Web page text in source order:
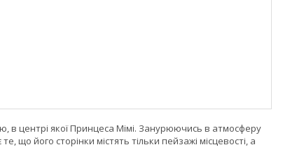
в центрі якої Принцеса Мімі. Занурюючись в атмосферу
його сторінки містять тільки пейзажі місцевості, а